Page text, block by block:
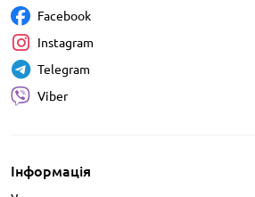
Інформація
Facebook
Instagram
Telegram
Viber